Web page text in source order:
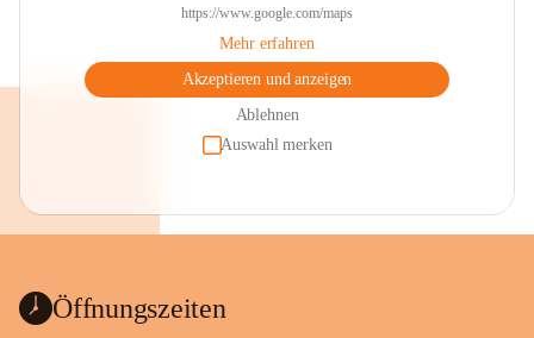
https://www.google.com/maps
Mehr erfahren
Akzeptieren und anzeigen
Ablehnen
Auswahl merken
Öffnungszeiten